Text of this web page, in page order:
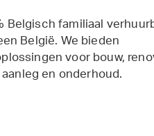
Belgisch familiaal
België. We bieden
voor bouw,
en onderhoud.